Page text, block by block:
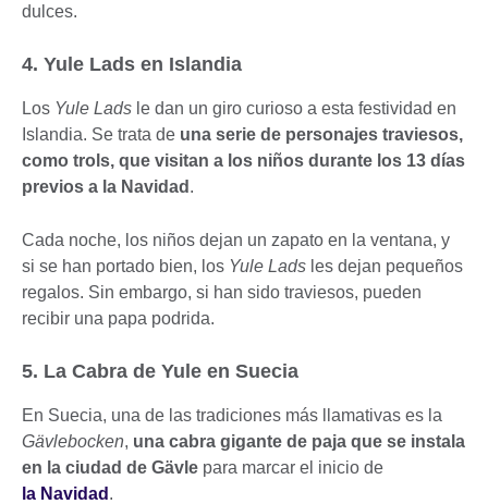
dulces.
4. Yule Lads en Islandia
Los Yule Lads le dan un giro curioso a esta festividad en
Islandia. Se trata de una serie de personajes traviesos,
como trols, que visitan a los niños durante los 13 días
previos a la Navidad .
Cada noche, los niños dejan un zapato en la ventana, y
si se han portado bien, los Yule Lads les dejan pequeños
regalos. Sin embargo, si han sido traviesos, pueden
recibir una papa podrida.
5. La Cabra de Yule en Suecia
En Suecia, una de las tradiciones más llamativas es la
Gävlebocken, una cabra gigante de paja que se instala
en la ciudad de Gävle para marcar el inicio de
la Navidad .